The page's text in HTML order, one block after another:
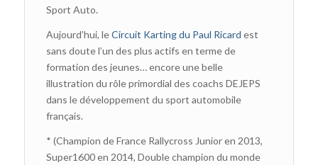
Sport Auto.
Aujourd’hui, leCircuit Karting du Paul Ricard est
sans doute l’un des plus actifs en terme de
formation des jeunes… encore une belle
illustration du rôle primordial des coachs DEJEPS
dans le développement du sport automobile
français.
* (Champion de France Rallycross Junior en 2013,
Super1600 en 2014, Double champion du monde